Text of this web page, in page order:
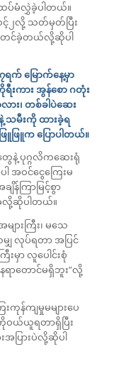
ပ်မံလွှဲခဲ့ပါတယ်။
င့်၂လို့ သတ်မှတ်ပြီး
တင်ခဲ့တယ်လို့ဆိုပါ
ရက် မြောက်နေ့မှာ
ကား အွန်စော ဂတုံး
ား၊ တစ်ခါပဲဆေး
သမီးကို ထားခဲ့ရ
ြူက ပြောပါတယ်။
နဲ့ ပုဂ္ဂလိကဆေးရုံ
ဝင်ငွေကြေးမ
ကြာမြင့်စွာ
လို့ဆိုပါတယ်။
ားကြီး၊ မသေ
ျှ လုပ်ရတာ အပြင်
မှာ လူပေါင်းစုံ
ရာတောင်မရှိဘူး”လို့
ကုန်ကျမှုမများပေ
ဝယ်ယူရတာရှိပြီး
ပြားပဲလို့ဆိုပါ